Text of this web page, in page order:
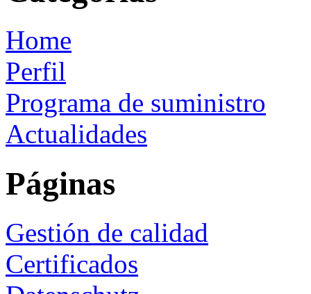
Home
Perfil
Programa de suministro
Actualidades
Páginas
Gestión de calidad
Certificados